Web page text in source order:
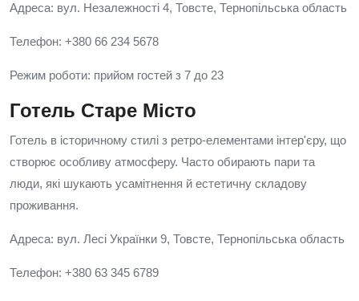
Адреса: вул. Незалежності 4, Товсте, Тернопільська область
Телефон: +380 66 234 5678
Режим роботи: прийом гостей з 7 до 23
Готель Старе Місто
Готель в історичному стилі з ретро-елементами інтер'єру, що
створює особливу атмосферу. Часто обирають пари та
люди, які шукають усамітнення й естетичну складову
проживання.
Адреса: вул. Лесі Українки 9, Товсте, Тернопільська область
Телефон: +380 63 345 6789